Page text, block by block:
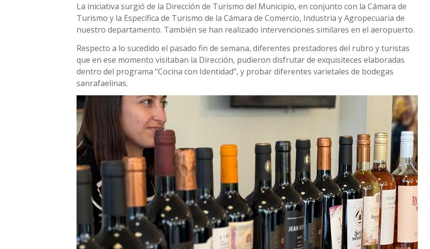
La iniciativa surgió de la Dirección de Turismo del Municipio, en conjunto con la Cámara de
Turismo y la Específica de Turismo de la Cámara de Comercio, Industria y Agropecuaria de
nuestro departamento. También se han realizado intervenciones similares en el aeropuerto.
Respecto a lo sucedido el pasado fin de semana, diferentes prestadores del rubro y turistas
que en ese momento visitaban la Dirección, pudieron disfrutar de exquisiteces elaboradas
dentro del programa “Cocina con Identidad”, y probar diferentes varietales de bodegas
sanrafaelinas.